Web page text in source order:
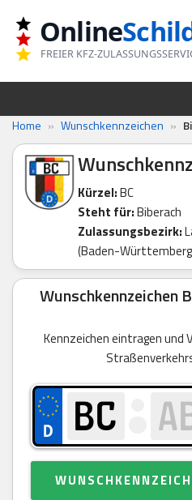
Zum
Inhalt
springen
Online
FREIER KFZ-
Home » Wunschkennzeichen »
Kürzel:BC
Steht für:Biberach
Zulassungsbezirk:
(Baden-
Wunschkennzeichen
Kennzeichen eintragen